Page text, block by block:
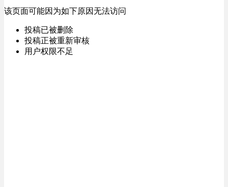
该页面可能因为如下原因无法访问
投稿已被删除
投稿正被重新审核
用户权限不足